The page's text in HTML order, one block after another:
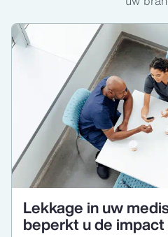
Lekkage in uw
beperkt u de impact